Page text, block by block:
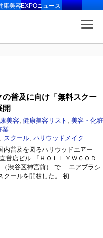
康美容EXPOニュース
の普及に向け「無料スクー
開
美容 健康美容リスト
美容・化粧
業
スクール ハリウッドメイク
内普及を図るハリウッドエアー
営店ビル 「ＨＯＬＬＹＷＯＯＤ
渋谷区神宮前） で、 エアブラシ
クールを開校した。 初 …